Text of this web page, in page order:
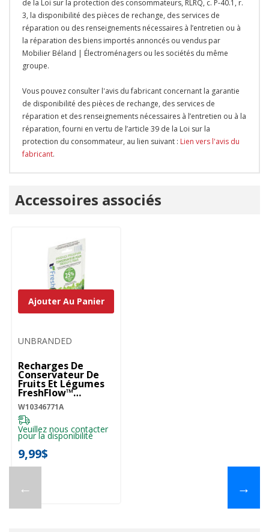
de la Loi sur la protection des consommateurs, RLRQ, c. P-40.1, r.
3, la disponibilité des pièces de rechange, des services de
réparation ou des renseignements nécessaires à l’entretien ou à
la réparation des biens importés annoncés ou vendus par
Mobilier Béland | Électroménagers ou les sociétés du même
groupe.
Vous pouvez consulter l'avis du fabricant concernant la garantie
de disponibilité des pièces de rechange, des services de
réparation et des renseignements nécessaires à l’entretien ou à la
réparation, fourni en vertu de l’article 39 de la Loi sur la
protection du consommateur, au lien suivant : Lien vers l'avis du
fabricant.
Accessoires associés
←
UNBRANDED
Recharges De
Conservateur De
Fruits Et Légumes
FreshFlow™
W10346771A
W10346771A
Veuillez nous contacter
pour la disponibilité
9,99$
Ajouter Au Panier
→